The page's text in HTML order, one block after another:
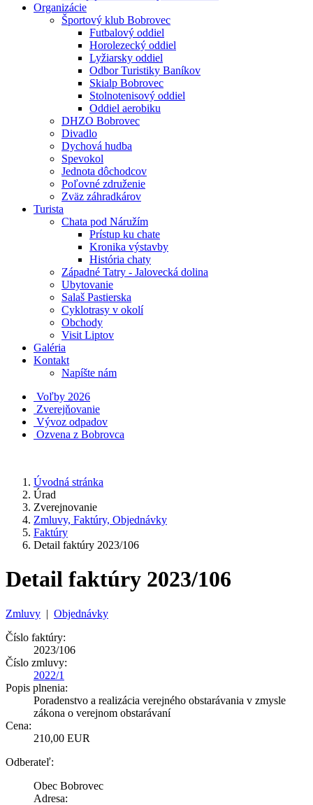
Organizácie
Športový klub Bobrovec
Futbalový oddiel
Horolezecký oddiel
Lyžiarsky oddiel
Odbor Turistiky Baníkov
Skialp Bobrovec
Stolnotenisový oddiel
Oddiel aerobiku
DHZO Bobrovec
Divadlo
Dychová hudba
Spevokol
Jednota dôchodcov
Poľovné združenie
Zväz záhradkárov
Turista
Chata pod Náružím
Prístup ku chate
Kronika výstavby
História chaty
Západné Tatry - Jalovecká dolina
Ubytovanie
Salaš Pastierska
Cyklotrasy v okolí
Obchody
Visit Liptov
Galéria
Kontakt
Napíšte nám
Voľby 2026
Zverejňovanie
Vývoz odpadov
Ozvena z Bobrovca
Úvodná stránka
Úrad
Zverejnovanie
Zmluvy, Faktúry, Objednávky
Faktúry
Detail faktúry 2023/106
Detail faktúry 2023/106
Zmluvy | Objednávky
Číslo faktúry:
2023/106
Číslo zmluvy:
2022/1
Popis plnenia:
Poradenstvo a realizácia verejného obstarávania v zmysle
zákona o verejnom obstarávaní
Cena:
210,00 EUR
Odberateľ:
Obec Bobrovec
Adresa: